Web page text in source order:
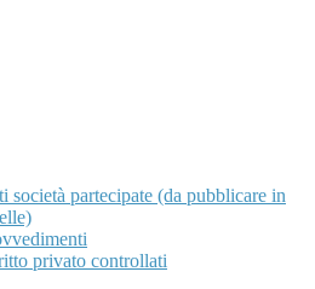
società partecipate (da pubblicare in
privato controllati